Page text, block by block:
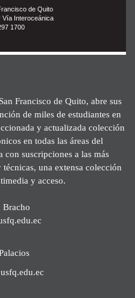
de Quito
Vía Interoceánica
1700
Francisco de Quito, abre sus
de miles de estudiantes en
y actualizada colección
en todas las áreas del
con suscripciones a las más
una extensa colección
y acceso.
Bracho